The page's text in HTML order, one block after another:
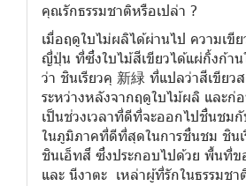
คุณรักธรรมชาติหรือเปล่า ?
เมื่อฤดูใบไม่ผลิได้ผ่านไป ความเขี
ญี่ปุ่น ที่ซึ่งใบไม้สีเขียวได้แผ่กิ้งก้าน
ว่า ชินเรียวคุ 新緑 ที่แปลว่าสีเขียว
ระหว่างหลังจากฤดูใบไม้ผลิ และก่
เป็นช่วงเวลาที่ดีที่จะออกไปชื่นชม
ในภูมิภาคที่ดีที่สุดในการชื่นชม ชิน
ชินเอ็ทสึ ซึ่งประกอบไปด้วย พื้นที่ข
และ นีงาตะ เหล่าผู้ที่รักในธรรมช